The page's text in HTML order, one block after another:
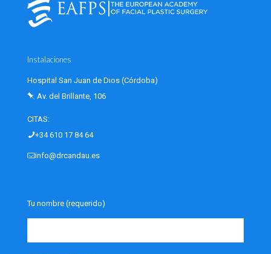
Instalaciones
Hospital San Juan de Dios (Córdoba)
Av. del Brillante, 106
CITAS:
+34 610 17 84 64‎
info@drcandau.es
Tu nombre (requerido)